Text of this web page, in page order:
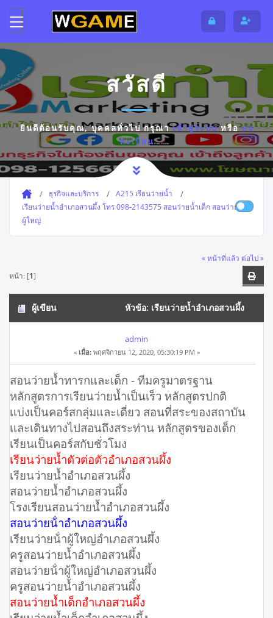
สวัสดี
ยินดีต้อนรับคุณ,บุคคลทั่วไปกรุณาเข้าสู่ระบบหรือลง
ทะเบียน
ธุรกิจและบริการ
A215 เรียนว่ายน้ำ
เรียนว่ายน้ำอำเภอสวนผึ้ง โทร 098-2143575 สอนว่ายน้ำเด็ก สอนว่ายน้ำ
ผู้ใหญ่
« หน้าที่แล้ว ต่อไป »
หน้า: [1]
ผู้เขียน หัวข้อ: เรียนว่ายน้ำอำเภอสวนผึ้ง
โทร 098-2143575 สอนว่ายน้ำเด็ก สอนว่ายน้ำผู้ใหญ่ (อ่าน
19936 ครั้ง)
admin
« เมื่อ:พฤศจิกายน 12, 2020, 05:30:19 PM »
สอนว่ายน้ำทารกและเด็ก - ทีมครูมาตรฐาน
หลักสูตรการเรียนว่ายน้ำเป็นเร็ว หลักสูตรปกติ
เเบ่งเป็นคอร์สกลุ่มและเดี่ยว สอนที่สระของสถาบัน
เเละเดินทางไปสอนถึงสระท่าน หลักสูตรของเด็ก
เรียนเป็นคอร์สกับชั่วโมง
เรียนว่ายน้ำตัวต่อตัวอำเภอสวนผึ้ง
เรียนว่ายน้ำอำเภอสวนผึ้ง
สอนว่ายน้ำอำเภอสวนผึ้ง
โรงเรียนสอนว่ายน้ำอำเภอสวนผึ้ง
สอนว่ายน้ําอำเภอสวนผึ้ง
เรียนว่ายน้ําผู้ใหญ่อำเภอสวนผึ้ง
ครูสอนว่ายน้ำอำเภอสวนผึ้ง
สอนว่ายน้ําผู้ใหญ่อำเภอสวนผึ้ง
ครูสอนว่ายน้ำอำเภอสวนผึ้ง
สอนว่ายน้ำเด็กอำเภอสวนผึ้ง